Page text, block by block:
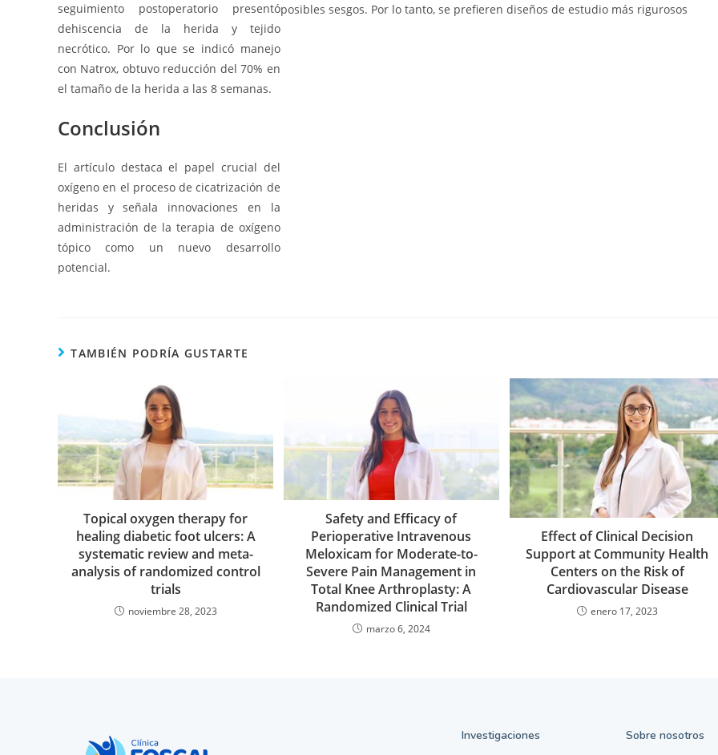
seguimiento postoperatorio presentó
dehiscencia de la herida y tejido
necrótico. Por lo que se indicó manejo
con Natrox, obtuvo reducción del 70% en
el tamaño de la herida a las 8 semanas.
Conclusión
El artículo destaca el papel crucial del
oxígeno en el proceso de cicatrización de
heridas y señala innovaciones en la
administración de la terapia de oxígeno
tópico como un nuevo desarrollo
potencial.
posibles sesgos. Por lo tanto, se prefieren diseños de estudio más rigurosos
TAMBIÉN PODRÍA GUSTARTE
Topical oxygen therapy for
healing diabetic foot ulcers: A
systematic review and meta-
analysis of randomized control
trials
noviembre 28, 2023
Safety and Efficacy of
Perioperative Intravenous
Meloxicam for Moderate-to-
Severe Pain Management in
Total Knee Arthroplasty: A
Randomized Clinical Trial
marzo 6, 2024
Effect of Clinical Decision
Support at Community Health
Centers on the Risk of
Cardiovascular Disease
enero 17, 2023
Investigaciones Sobre nosotros